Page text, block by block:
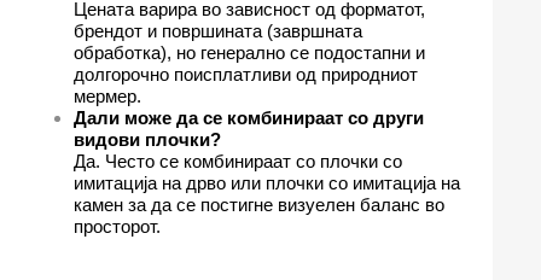
Цената варира во зависност од форматот,
брендот и површината (завршната
обработка), но генерално се подостапни и
долгорочно поисплатливи од природниот
мермер.
Дали може да се комбинираат со други
видови плочки?
Да. Често се комбинираат со плочки со
имитација на дрво или плочки со имитација на
камен за да се постигне визуелен баланс во
просторот.